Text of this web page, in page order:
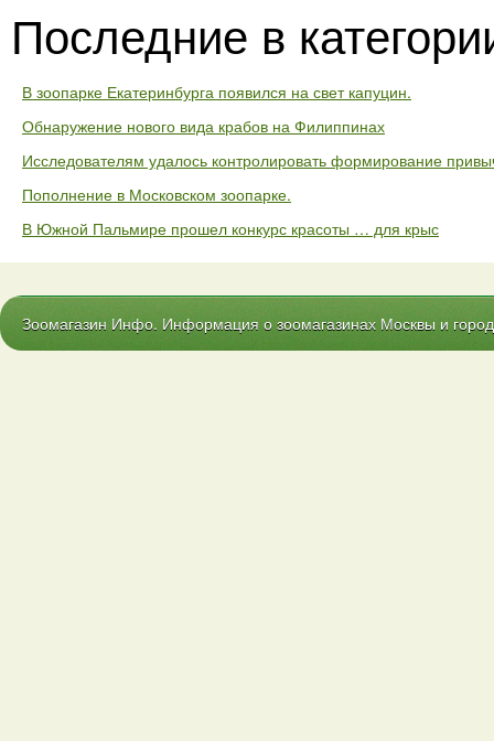
Последние в
В зоопарке Екатеринбурга появился на свет капуцин.
Обнаружение нового вида крабов на Филиппинах
Исследователям удалось контролировать формирование
Пополнение в Московском зоопарке.
В Южной Пальмире прошел конкурс красоты … для крыс
Зоомагазин Инфо. Информация о зоомагазинах Москвы и